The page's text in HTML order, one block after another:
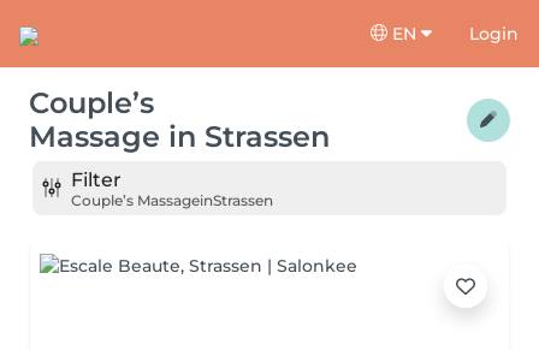
EN Login
Couple’s
Massage in Strassen
Filter
Couple’s MassageinStrassen